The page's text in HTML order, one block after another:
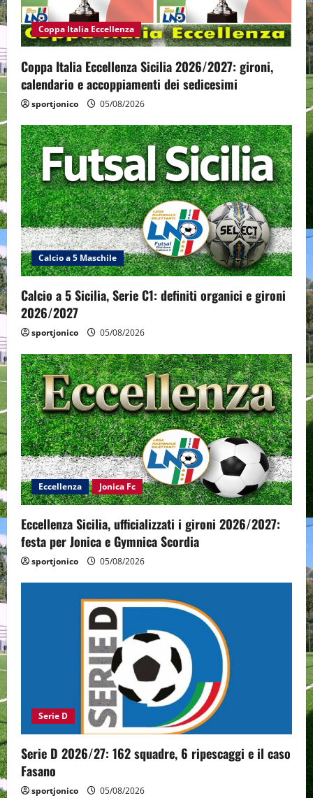
Coppa Italia Eccellenza
Coppa Italia Eccellenza Sicilia 2026/2027: gironi,
calendario e accoppiamenti dei sedicesimi
sportjonico 05/08/2026
Calcio a 5 Maschile
Calcio a 5 Sicilia, Serie C1: definiti organici e gironi
2026/2027
sportjonico 05/08/2026
Eccellenza Jonica Fc
Eccellenza Sicilia, ufficializzati i gironi 2026/2027:
festa per Jonica e Gymnica Scordia
sportjonico 05/08/2026
Serie D
Serie D 2026/27: 162 squadre, 6 ripescaggi e il caso
Fasano
sportjonico 05/08/2026